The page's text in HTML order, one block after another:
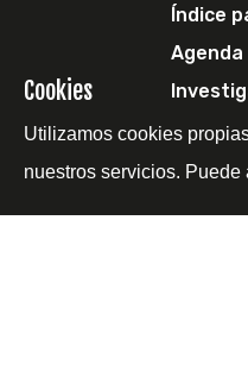
Índice
Agenda
Cookies
Utilizamos cookies
nuestros servicios.